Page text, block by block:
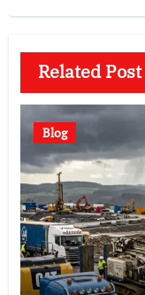
Related Post
Blog